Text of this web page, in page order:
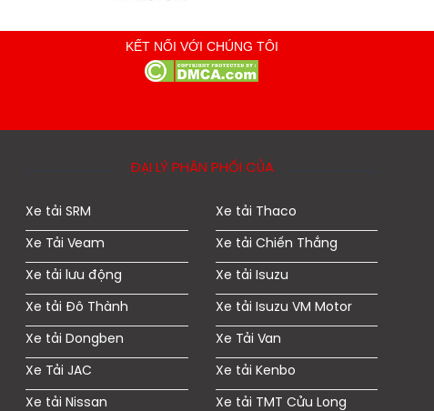
KẾT NỐI VỚI CHÚNG TÔI
ĐẠI LÝ PHÂN PHỐI CỦA
Xe tải SRM
Xe Tải Veam
Xe tải lưu động
Xe tải Đô Thành
Xe tải Dongben
Xe Tải JAC
Xe tải Nissan
Xe tải Thaco
Xe tải Chiến Thắng
Xe tải Isuzu
Xe tải Isuzu VM Motor
Xe Tải Van
Xe tải Kenbo
Xe tải TMT Cửu Long